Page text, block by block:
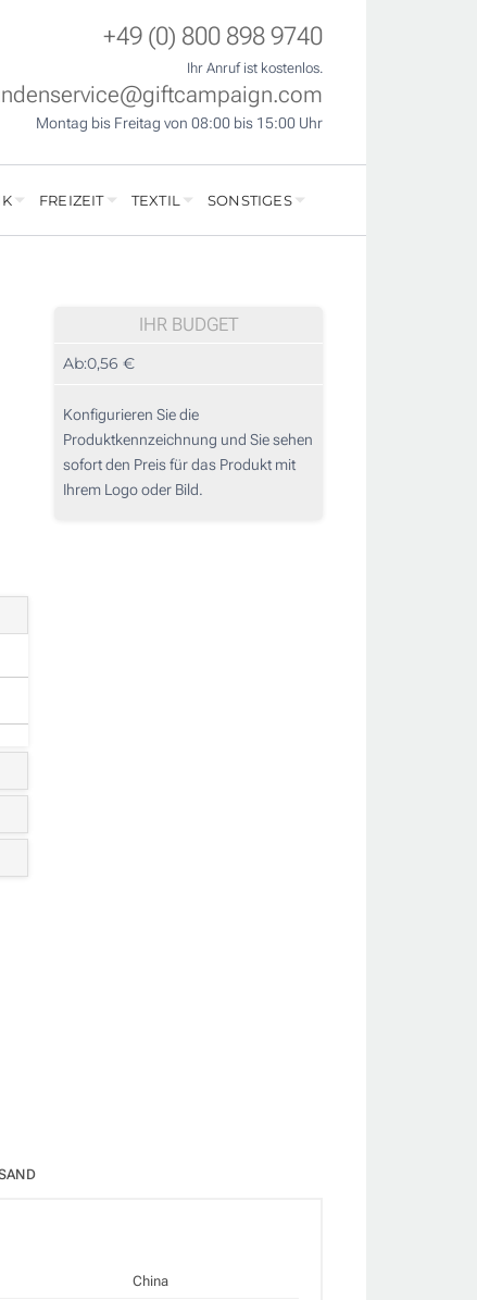
+49 (0) 800 898 9740
Ihr Anruf ist kostenlos.
Montag bis Freitag von 08:00 bis 15:00 Uhr
FREIZEIT TEXTIL SONSTIGES
IHR BUDGET
Ab:0,56 €
Konfigurieren Sie die
Produktkennzeichnung und Sie sehen
sofort den Preis für das Produkt mit
Ihrem Logo oder Bild.
China